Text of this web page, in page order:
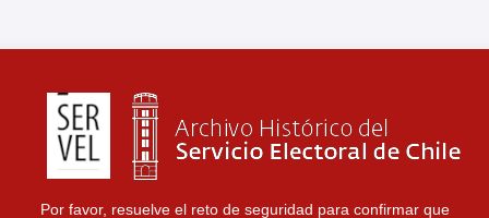
Por favor, resuelve el reto de seguridad para confirmar que